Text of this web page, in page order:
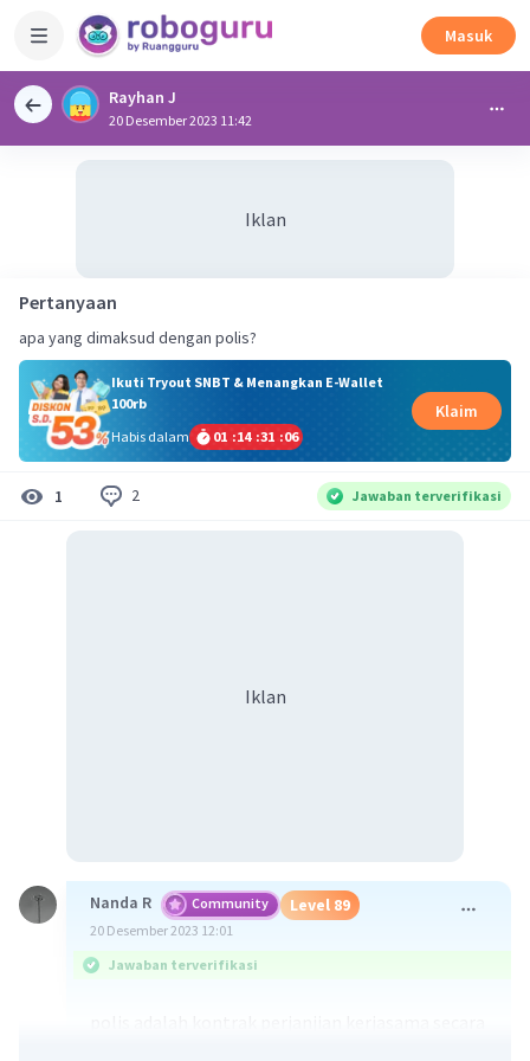
Masuk
Rayhan J
20 Desember 2023 11:42
Iklan
Pertanyaan
apa yang dimaksud dengan polis?
Ikuti Tryout SNBT & Menangkan E-Wallet
100rb
Habis dalam
01 :14 :31 :06
Klaim
1 2 Jawaban terverifikasi
Iklan
Nanda R Community Level 89
20 Desember 2023 12:01
Jawaban terverifikasi